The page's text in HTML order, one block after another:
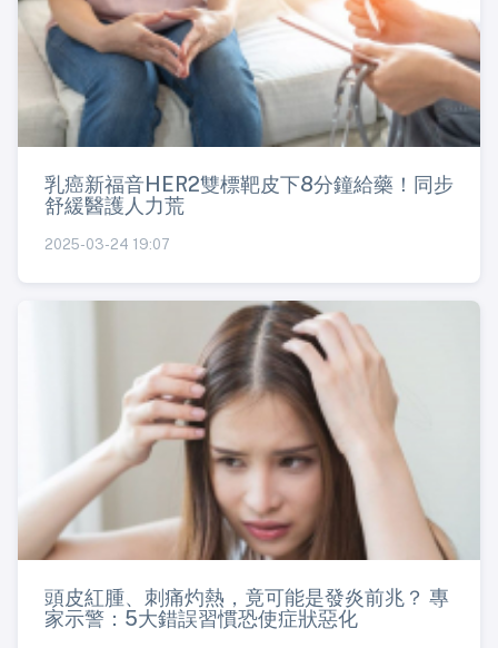
乳癌新福音HER2雙標靶皮下8分鐘給藥！同步
舒緩醫護人力荒
2025-03-24 19:07
頭皮紅腫、刺痛灼熱，竟可能是發炎前兆？ 專
家示警：5大錯誤習慣恐使症狀惡化